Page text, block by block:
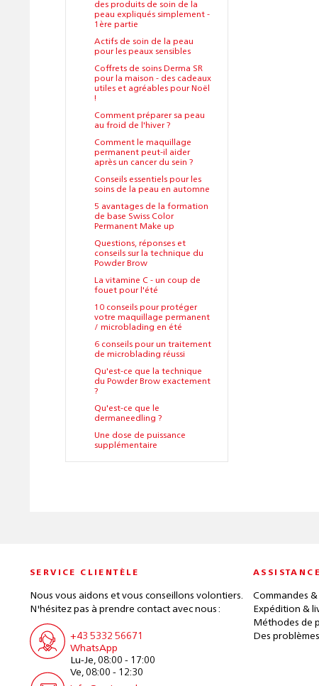
des produits de soin de la
peau expliqués simplement -
1ère partie
Actifs de soin de la peau
pour les peaux sensibles
Coffrets de soins Derma SR
pour la maison - des cadeaux
utiles et agréables pour Noël
!
Comment préparer sa peau
au froid de l'hiver ?
Comment le maquillage
permanent peut-il aider
après un cancer du sein ?
Conseils essentiels pour les
soins de la peau en automne
5 avantages de la formation
de base Swiss Color
Permanent Make up
Questions, réponses et
conseils sur la technique du
Powder Brow
La vitamine C - un coup de
fouet pour l'été
10 conseils pour protéger
votre maquillage permanent
/ microblading en été
6 conseils pour un traitement
de microblading réussi
Qu'est-ce que la technique
du Powder Brow exactement
?
Qu'est-ce que le
dermaneedling ?
Une dose de puissance
supplémentaire
SERVICE CLIENTÈLE
Nous vous aidons et vous conseillons volontiers.
N'hésitez pas à prendre contact avec nous :
+43 5332 56671
WhatsApp
Lu-Je, 08:00 - 17:00
Ve, 08:00 - 12:30
Commandes
Expédition &
Méthodes de
Des